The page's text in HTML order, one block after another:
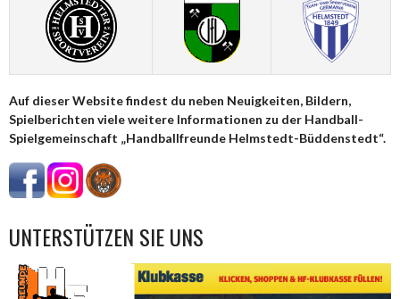
Auf dieser Website findest du neben Neuigkeiten, Bildern,
Spielberichten viele weitere Informationen zu der Handball-
Spielgemeinschaft „Handballfreunde Helmstedt-Büddenstedt“.
UNTERSTÜTZEN SIE UNS